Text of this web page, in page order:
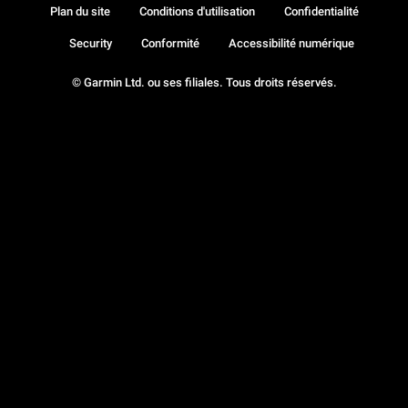
© Garmin Ltd. ou ses filiales. Tous droits réservés.
Plan du site Conditions d'utilisation Confidentialité
Security Conformité Accessibilité numérique